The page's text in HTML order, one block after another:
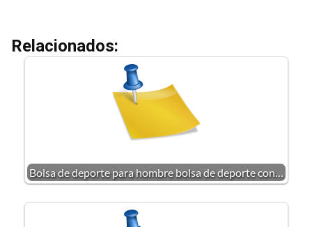
Relacionados:
Bolsa de deporte para hombre bolsa de deporte con…